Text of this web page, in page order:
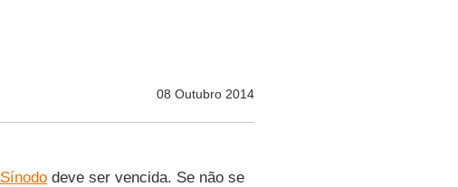
08 Outubro 2014
Sínododeve ser vencida. Se não se